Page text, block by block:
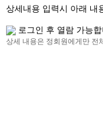
상세내용 입력시 아래 내
로그인 후 열람 가능합
상세 내용은 정회원에게만 전